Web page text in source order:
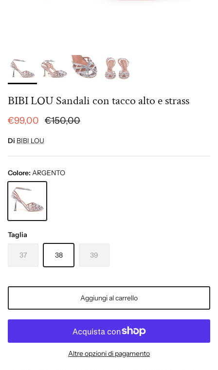
BIBI LOU Sandali con tacco alto e strass
€99,00 €150,00
Di BIBI LOU
Colore: ARGENTO
Taglia
37 38 39
Aggiungi al carrello
Altre opzioni di pagamento